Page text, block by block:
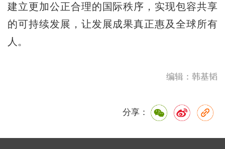
建立更加公正合理的国际秩序，实现包容共享
的可持续发展，让发展成果真正惠及全球所有
人。
编辑：韩基韬
分享：